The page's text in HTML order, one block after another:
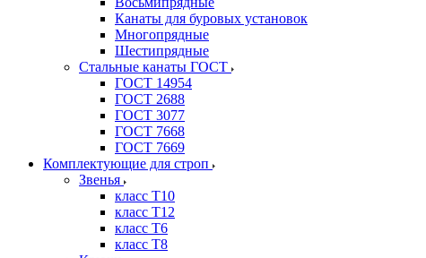
Канаты для буровых установок
Многопрядные
Шестипрядные
Стальные канаты ГОСТ
ГОСТ 14954
ГОСТ 2688
ГОСТ 3077
ГОСТ 7668
ГОСТ 7669
Комплектующие для строп
Звенья
класс Т10
класс Т12
класс Т6
класс Т8